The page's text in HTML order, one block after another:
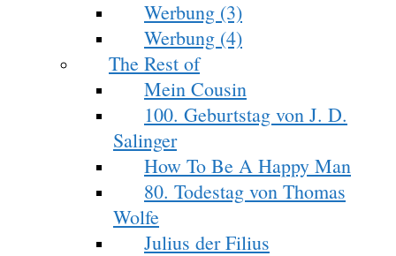
Werbung (3)
Werbung (4)
The Rest of
Mein Cousin
100. Geburtstag von J. D.
Salinger
How To Be A Happy Man
80. Todestag von Thomas
Wolfe
Julius der Filius